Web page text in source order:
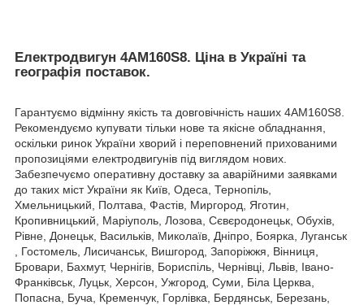
Електродвигун 4АМ160S8. Ціна в Україні та
географія поставок.
Гарантуємо відмінну якість та довговічність наших 4АМ160S8.
Рекомендуємо купувати тільки нове та якісне обладнання,
оскільки ринок України хворий і переповнений прихованими
пропозиціями електродвигунів під виглядом нових.
Забезпечуємо оперативну доставку за аварійними заявками
до таких міст України як Київ, Одеса, Тернопіль,
Хмельницький, Полтава, Фастів, Миргород, Яготин,
Кропивницький, Маріуполь, Лозова, Сєвєродонецьк, Обухів,
Рівне, Донецьк, Васильків, Миколаїв, Дніпро, Боярка, Луганськ
, Гостомель, Лисичанськ, Вишгород, Запоріжжя, Вінниця,
Бровари, Бахмут, Чернігів, Бориспіль, Чернівці, Львів, Івано-
Франківськ, Луцьк, Херсон, Ужгород, Суми, Біла Церква,
Попасна, Буча, Кременчук, Горлівка, Бердянськ, Березань,